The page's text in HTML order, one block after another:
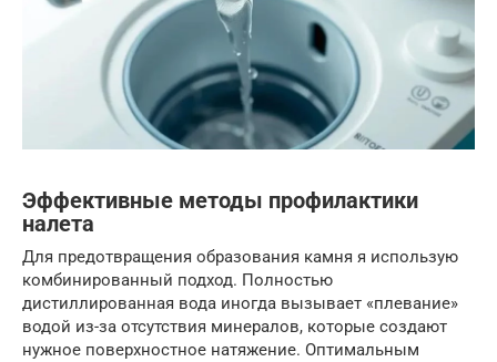
Эффективные методы профилактики
налета
Для предотвращения образования камня я использую
комбинированный подход. Полностью
дистиллированная вода иногда вызывает «плевание»
водой из-за отсутствия минералов, которые создают
нужное поверхностное натяжение. Оптимальным